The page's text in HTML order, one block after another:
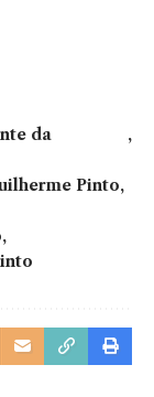
da
Pinto